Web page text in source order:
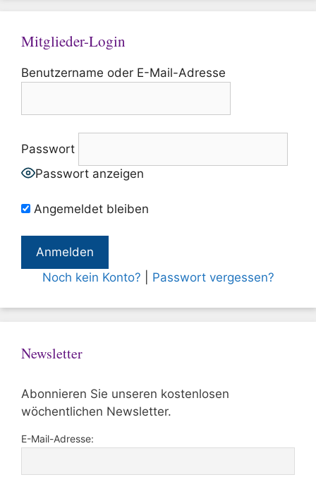
Mitglieder-Login
Benutzername oder E-Mail-Adresse
Passwort
Passwort anzeigen
Angemeldet bleiben
Noch kein Konto? Passwort vergessen?
Newsletter
Abonnieren Sie unseren kostenlosen
wöchentlichen Newsletter.
E-Mail-Adresse: